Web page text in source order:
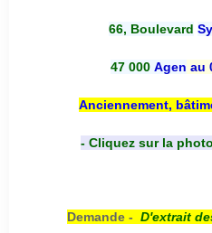
66, Boulevard
47 000 Agen au
Anciennement,
- Cliquez sur la
Demande - D'extrait